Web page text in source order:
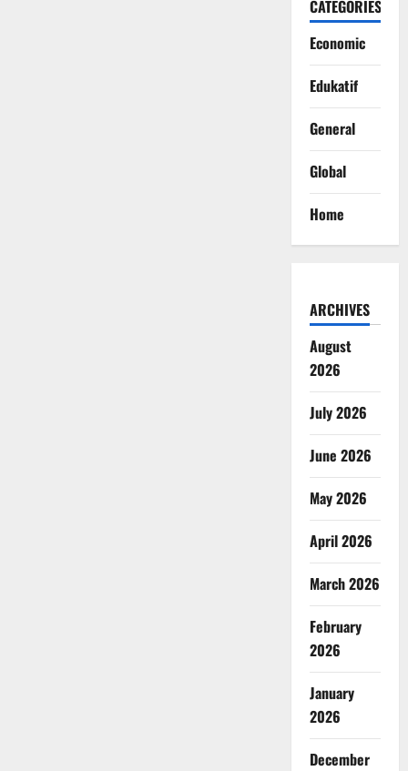
CATEGORIES
Economic
Edukatif
General
Global
Home
ARCHIVES
August
2026
July 2026
June 2026
May 2026
April 2026
March 2026
February
2026
January
2026
December